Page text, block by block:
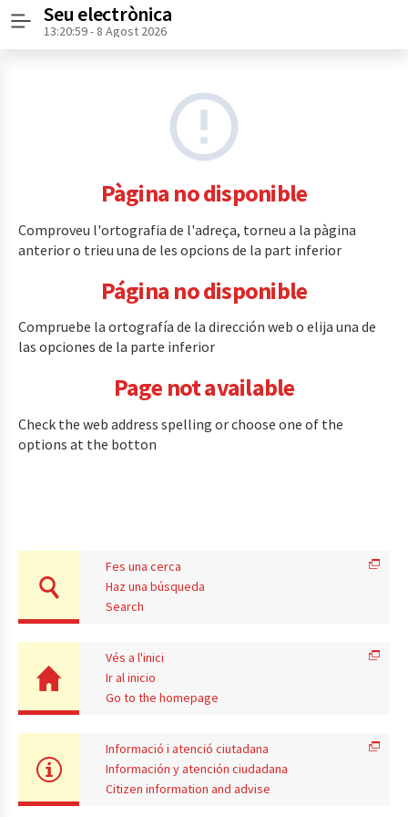
Menú
Seu electrònica
13:20:59- 8 Agost 2026
Pàgina no disponible
Comproveu l'ortografia de l'adreça, torneu a la pàgina
anterior o trieu una de les opcions de la part inferior
Página no disponible
Compruebe la ortografía de la dirección web o elija una de
las opciones de la parte inferior
Page not available
Check the web address spelling or choose one of the
options at the botton
Fes una cerca
Haz una búsqueda
Search
Vés a l'inici
Ir al inicio
Go to the homepage
Informació i atenció ciutadana
Información y atención ciudadana
Citizen information and advise